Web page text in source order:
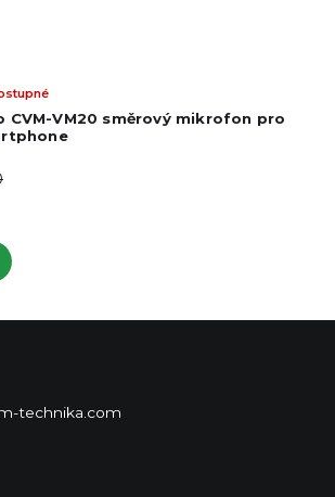
CVM-VM20 směrový mikrofon pro
technika.com